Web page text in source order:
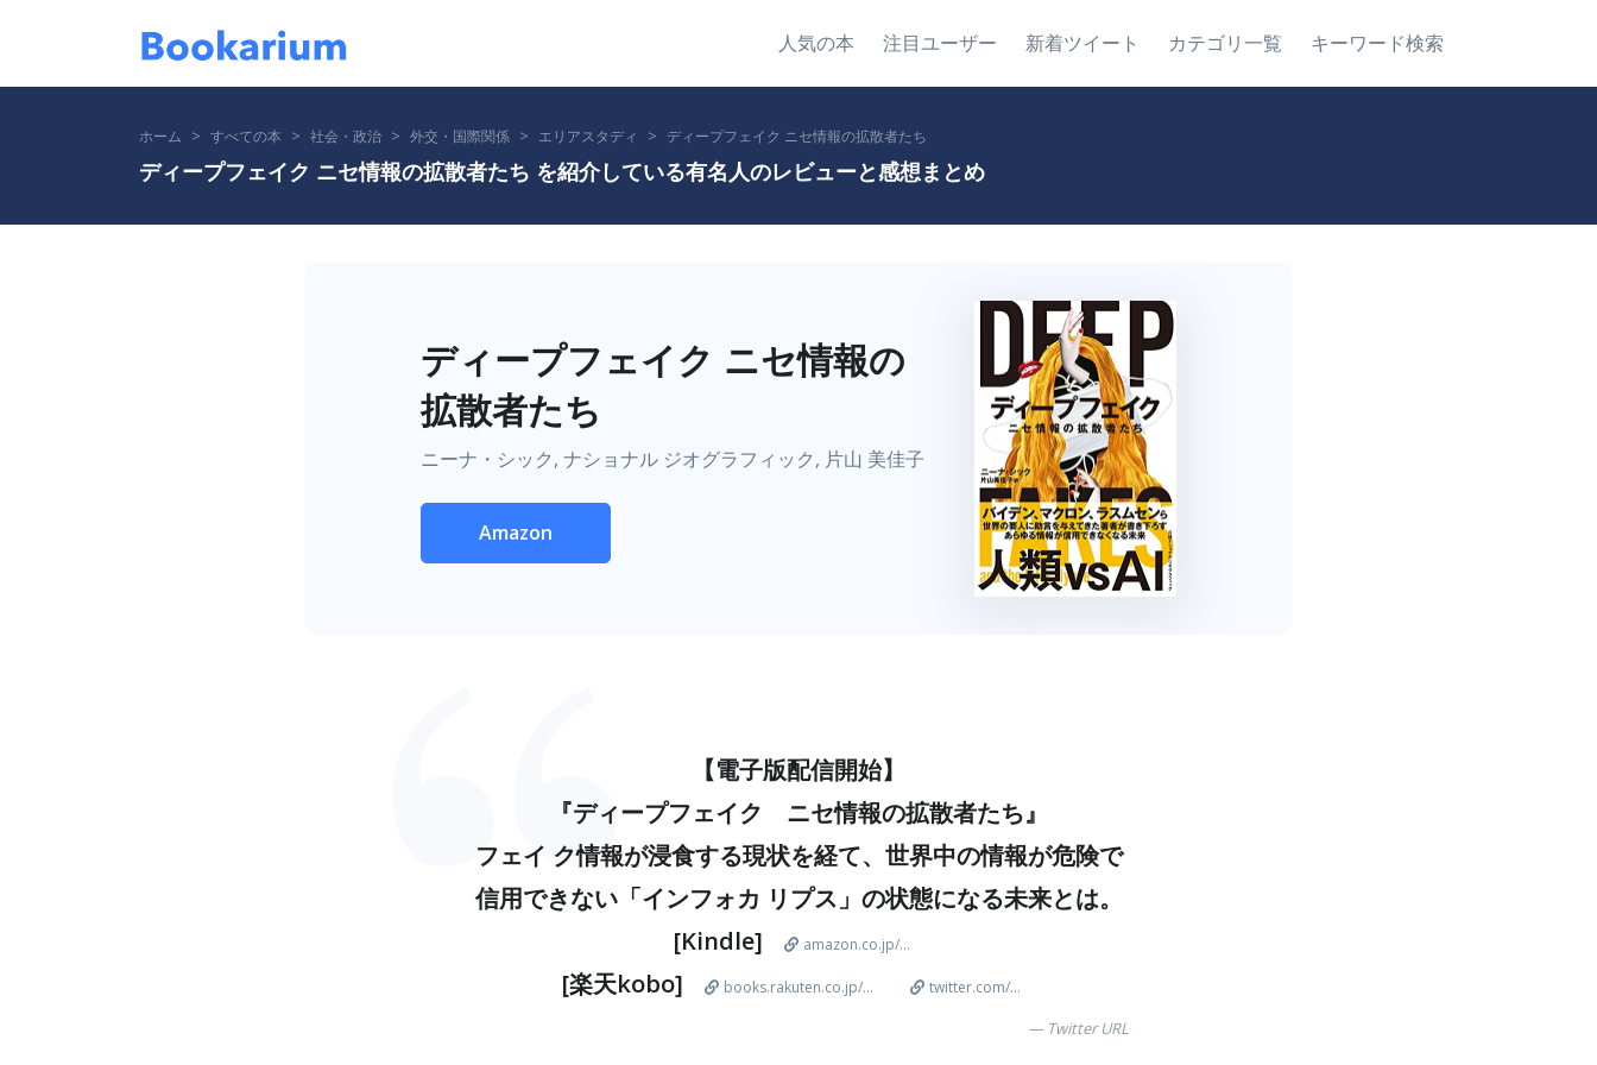
人気の本 注目ユーザー 新着ツイート カテゴリ一覧 キーワード検索
ホーム すべての本 社会・政治 外交・国際関係 エリアスタディ ディープフェイク ニセ情報の拡散者たち
ディープフェイク ニセ情報の拡散者たち を紹介している有名人のレビューと感想まとめ
ディープフェイク ニセ情報の
拡散者たち
ニーナ・シック, ナショナル ジオグラフィック, 片山 美佳子
Amazon
【電子版配信開始】
『ディープフェイク ニセ情報の拡散者たち』
フェイ ク情報が浸食する現状を経て、世界中の情報が危険で
信用できない「インフォカ リプス」の状態になる未来とは。
[Kindle]
amazon.co.jp/...
[楽天kobo] books.rakuten.co.jp/... twitter.com/...
Twitter URL